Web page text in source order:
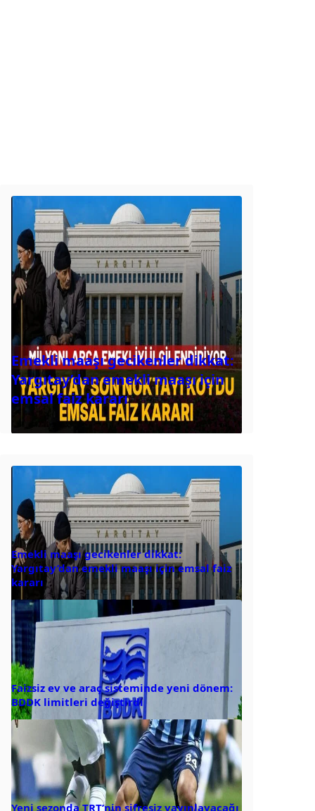
Emekli maaşı gecikenler dikkat:
Yargıtay’dan emekli maaşı için
emsal faiz kararı
Emekli maaşı gecikenler dikkat:
Yargıtay’dan emekli maaşı için emsal faiz
kararı
Faizsiz ev ve araç sisteminde yeni dönem:
BDDK limitleri değiştirdi
Yeni sezonda TRT’nin şifresiz yayınlayacağı